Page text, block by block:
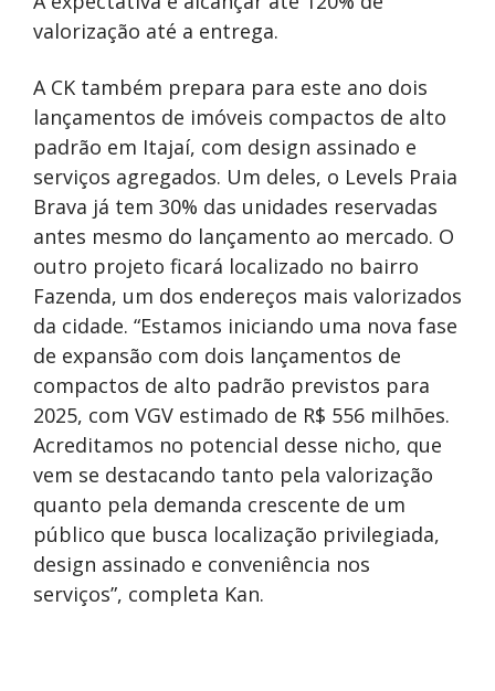
valorização até a entrega.
A CK também prepara para este ano dois
lançamentos de imóveis compactos de alto
padrão em Itajaí, com design assinado e
serviços agregados. Um deles, o Levels Praia
Brava já tem 30% das unidades reservadas
antes mesmo do lançamento ao mercado. O
outro projeto ficará localizado no bairro
Fazenda, um dos endereços mais valorizados
da cidade. “Estamos iniciando uma nova fase
de expansão com dois lançamentos de
compactos de alto padrão previstos para
2025, com VGV estimado de R$ 556 milhões.
Acreditamos no potencial desse nicho, que
vem se destacando tanto pela valorização
quanto pela demanda crescente de um
público que busca localização privilegiada,
design assinado e conveniência nos
serviços”, completa Kan.